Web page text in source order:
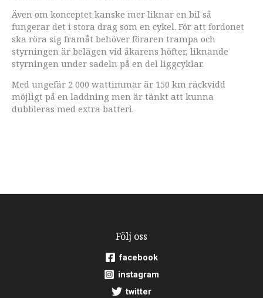
Även om konceptet kanske mer liknar en bil så
fungerar det i stora drag som en cykel. För att fordonet
ska röra sig framåt behöver föraren trampa och
styrningen är belägen vid åkarens höfter, liknande
styrningen under sadeln på en del liggcyklar.
Med ungefär 2 000 wattimmar är 150 km räckvidd
möjligt på en laddning men är tänkt att kunna
dubbleras med extra batteri.
Följ oss
facebook
instagram
twitter